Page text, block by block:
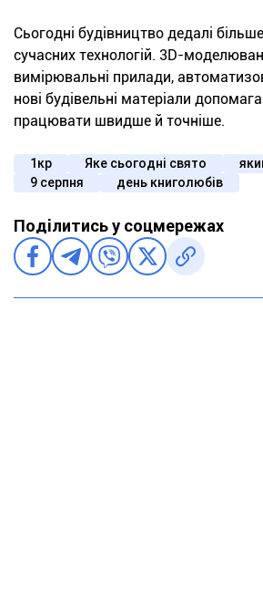
Сьогодні будівництво дедалі
сучасних технологій. 3D-
вимірювальні прилади,
нові будівельні матеріали
працювати швидше й точніше.
1кр Яке сьогодні свято
9 серпня
день книголюбів
Поділитись у соцмережах